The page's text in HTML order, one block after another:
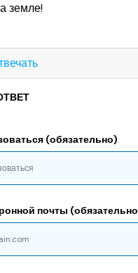
земле!
(обязательно)
почты